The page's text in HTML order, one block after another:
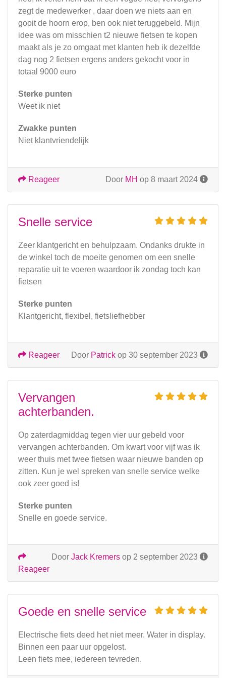
zegt de medewerker , daar doen we niets aan en
gooit de hoorn erop, ben ook niet teruggebeld. Mijn
idee was om misschien t2 nieuwe fietsen te kopen
maakt als je zo omgaat met klanten heb ik dezelfde
dag nog 2 fietsen ergens anders gekocht voor in
totaal 9000 euro
Sterke punten
Weet ik niet
Zwakke punten
Niet klantvriendelijk
Door MH op 8 maart 2024
Reageer
Snelle service
Zeer klantgericht en behulpzaam. Ondanks drukte in
de winkel toch de moeite genomen om een snelle
reparatie uit te voeren waardoor ik zondag toch kan
fietsen
Sterke punten
Klantgericht, flexibel, fietsliefhebber
Door Patrick op 30 september 2023
Reageer
Vervangen
achterbanden.
Op zaterdagmiddag tegen vier uur gebeld voor
vervangen achterbanden. Om kwart voor vijf was ik
weer thuis met twee fietsen waar nieuwe banden op
zitten. Kun je wel spreken van snelle service welke
ook zeer goed is!
Sterke punten
Snelle en goede service.
Door Jack Kremers op 2 september 2023
Reageer
Goede en snelle service
Electrische fiets deed het niet meer. Water in display.
Binnen een paar uur opgelost.
Leen fiets mee, iedereen tevreden.